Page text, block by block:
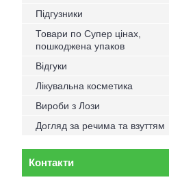
Підгузники
Товари по Супер цінах,
пошкоджена упаков
Відгуки
Лікувальна косметика
Вироби з Лози
Догляд за речима та взуттям
Контакти